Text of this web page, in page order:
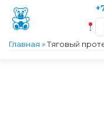
Главная »Тяговый